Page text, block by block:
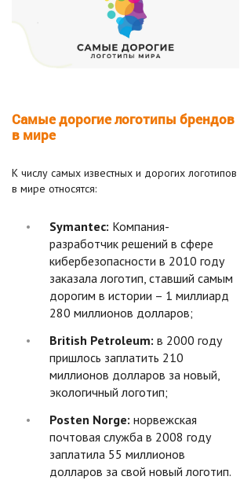
Самые дорогие логотипы брендов
в мире
К числу самых известных и дорогих логотипов
в мире относятся:
Symantec: Компания-
разработчик решений в сфере
кибербезопасности в 2010 году
заказала логотип, ставший самым
дорогим в истории – 1 миллиард
280 миллионов долларов;
British Petroleum: в 2000 году
пришлось заплатить 210
миллионов долларов за новый,
экологичный логотип;
Posten Norge: норвежская
почтовая служба в 2008 году
заплатила 55 миллионов
долларов за свой новый логотип.